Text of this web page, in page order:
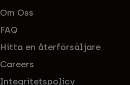
Om Oss
FAQ
Hitta en återförsäljare
Careers
Integritetspolicy